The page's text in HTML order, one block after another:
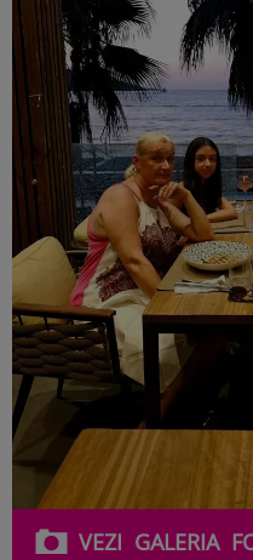
VEZI GALERIA